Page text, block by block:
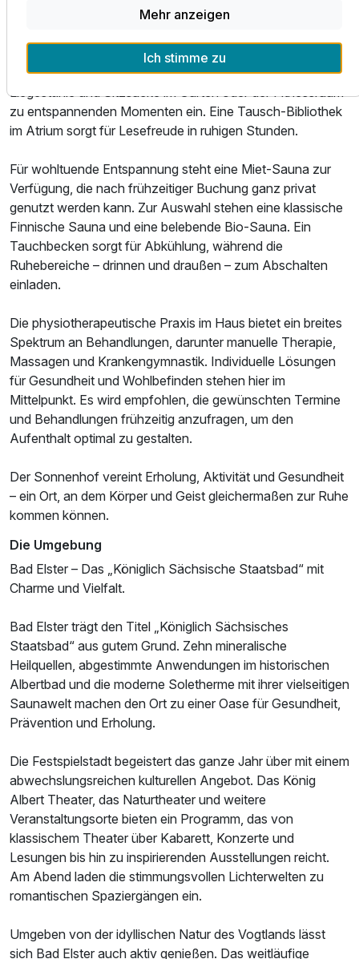
Spaziergänge, die auf Outdooractive übersichtlich
Natur laden die Sonnenterrasse, das Kneippbecken
(geöffnet von März bis Oktober), der Tischtennisraum,
Liegestühle und Sitzsäcke im Garten oder der Fitnessraum
zu entspannenden Momenten ein. Eine Tausch-Bibliothek
im Atrium sorgt für Lesefreude in ruhigen Stunden.
Für wohltuende Entspannung steht eine Miet-Sauna zur
Verfügung, die nach frühzeitiger Buchung ganz privat
genutzt werden kann. Zur Auswahl stehen eine klassische
Finnische Sauna und eine belebende Bio-Sauna. Ein
Tauchbecken sorgt für Abkühlung, während die
Ruhebereiche – drinnen und draußen – zum Abschalten
einladen.
Die physiotherapeutische Praxis im Haus bietet ein breites
Spektrum an Behandlungen, darunter manuelle Therapie,
Massagen und Krankengymnastik. Individuelle Lösungen
für Gesundheit und Wohlbefinden stehen hier im
Mittelpunkt. Es wird empfohlen, die gewünschten Termine
und Behandlungen frühzeitig anzufragen, um den
Aufenthalt optimal zu gestalten.
Der Sonnenhof vereint Erholung, Aktivität und Gesundheit
– ein Ort, an dem Körper und Geist gleichermaßen zur Ruhe
kommen können.
Die Umgebung
Bad Elster – Das „Königlich Sächsische Staatsbad“ mit
Charme und Vielfalt.
Bad Elster trägt den Titel „Königlich Sächsisches
Staatsbad“ aus gutem Grund. Zehn mineralische
Heilquellen, abgestimmte Anwendungen im historischen
Albertbad und die moderne Soletherme mit ihrer vielseitigen
Saunawelt machen den Ort zu einer Oase für Gesundheit,
Prävention und Erholung.
Die Festspielstadt begeistert das ganze Jahr über mit einem
abwechslungsreichen kulturellen Angebot. Das König
Albert Theater, das Naturtheater und weitere
Veranstaltungsorte bieten ein Programm, das von
klassischem Theater über Kabarett, Konzerte und
Lesungen bis hin zu inspirierenden Ausstellungen reicht.
Am Abend laden die stimmungsvollen Lichterwelten zu
romantischen Spaziergängen ein.
Umgeben von der idyllischen Natur des Vogtlands lässt
sich Bad Elster auch aktiv genießen. Das weitläufige
Mehr anzeigen
Ich stimme zu